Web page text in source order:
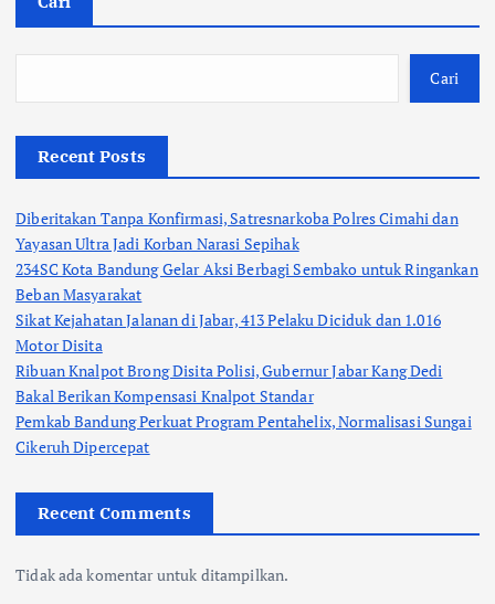
Cari
Recent Posts
Diberitakan Tanpa Konfirmasi, Satresnarkoba Polres Cimahi dan
Yayasan Ultra Jadi Korban Narasi Sepihak
234SC Kota Bandung Gelar Aksi Berbagi Sembako untuk Ringankan
Beban Masyarakat
Sikat Kejahatan Jalanan di Jabar, 413 Pelaku Diciduk dan 1.016
Motor Disita
Ribuan Knalpot Brong Disita Polisi, Gubernur Jabar Kang Dedi
Bakal Berikan Kompensasi Knalpot Standar
Pemkab Bandung Perkuat Program Pentahelix, Normalisasi Sungai
Cikeruh Dipercepat
Recent Comments
Tidak ada komentar untuk ditampilkan.